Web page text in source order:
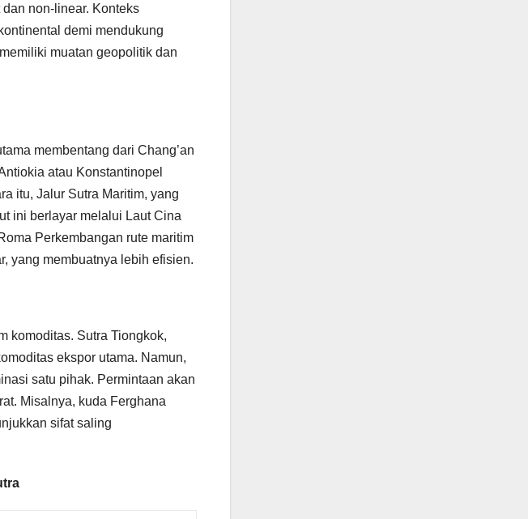
non-linear. Konteks
demi mendukung
muatan geopolitik dan
membentang dari Chang’an
atau Konstantinopel
itu, Jalur Sutra Maritim, yang
ini berlayar melalui Laut Cina
Perkembangan rute maritim
yang membuatnya lebih efisien.
komoditas. Sutra Tiongkok,
ekspor utama. Namun,
satu pihak. Permintaan akan
Misalnya, kuda Ferghana
sifat saling